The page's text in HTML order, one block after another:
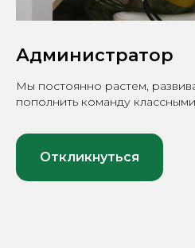
Администратор
Мы постоянно растем,
пополнить команду
Откликнуться